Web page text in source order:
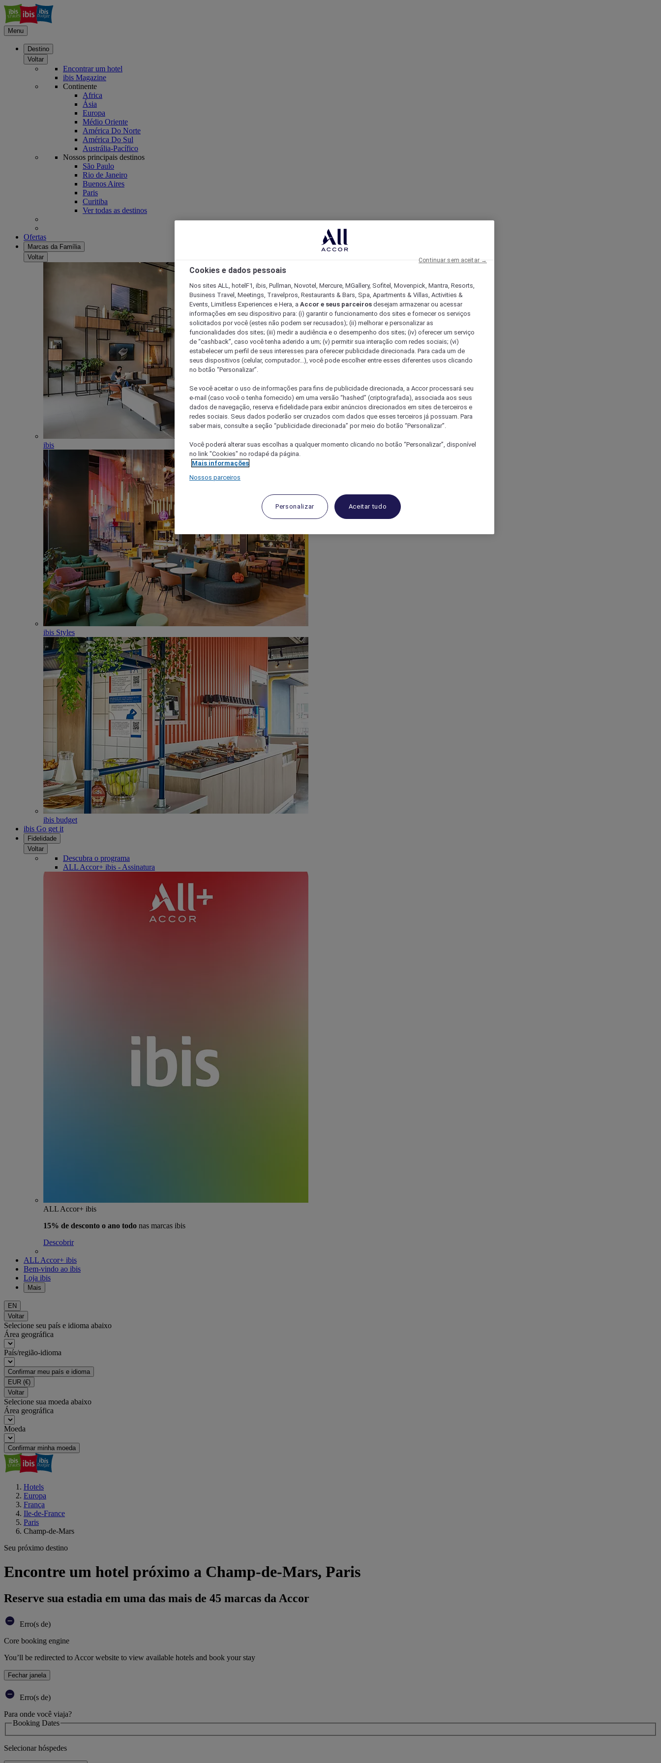
Menu
Destino
Voltar
Encontrar um hotel
ibis Magazine
Continente
Africa
Ásia
Europa
Médio Oriente
América Do Norte
América Do Sul
Austrália-Pacífico
Nossos principais destinos
São Paulo
Rio de Janeiro
Buenos Aires
Paris
Curitiba
Ver todas as destinos
Ofertas
Marcas da Família
Voltar
ibis
ibis Styles
ibis budget
ibis Go get it
Fidelidade
Voltar
Descubra o programa
ALL Accor+ ibis - Assinatura
ALL Accor+ ibis
15% de desconto o ano todo nas marcas ibis
Descobrir
ALL Accor+ ibis
Bem-vindo ao ibis
Loja ibis
Mais
EN
Voltar
Selecione seu país e idioma abaixo
Área geográfica
País/região-idioma
Confirmar meu país e idioma
EUR (€)
Voltar
Selecione sua moeda abaixo
Área geográfica
Moeda
Confirmar minha moeda
Hotels
Europa
França
Ile-de-France
Paris
Champ-de-Mars
Seu próximo destino
Encontre um hotel próximo a Champ-de-Mars, Paris
Reserve sua estadia em uma das mais de 45 marcas da Accor
Erro(s de)
Core booking engine
You’ll be redirected to Accor website to view available hotels and book your stay
Fechar janela
Erro(s de)
Para onde você viaja?
Booking Dates
Selecionar hóspedes
Cookies e dados pessoais
Nos sites ALL, hotelF1, ibis, Pullman, Novotel, Mercure, MGallery, Sofitel, Movenpick, Mantra, Resorts,
Business Travel, Meetings, Travelpros, Restaurants & Bars, Spa, Apartments & Villas, Activities &
Events, Limitless Experiences e Hera, a Accor e seus parceiros desejam armazenar ou acessar
informações em seu dispositivo para: (i) garantir o funcionamento dos sites e fornecer os serviços
solicitados por você (estes não podem ser recusados); (ii) melhorar e personalizar as
funcionalidades dos sites; (iii) medir a audiência e o desempenho dos sites; (iv) oferecer um serviço
de “cashback”, caso você tenha aderido a um; (v) permitir sua interação com redes sociais; (vi)
estabelecer um perfil de seus interesses para oferecer publicidade direcionada. Para cada um de
seus dispositivos (celular, computador...), você pode escolher entre esses diferentes usos clicando
no botão “Personalizar”.
Se você aceitar o uso de informações para fins de publicidade direcionada, a Accor processará seu
e-mail (caso você o tenha fornecido) em uma versão “hashed” (criptografada), associada aos seus
dados de navegação, reserva e fidelidade para exibir anúncios direcionados em sites de terceiros e
redes sociais. Seus dados poderão ser cruzados com dados que esses terceiros já possuam. Para
saber mais, consulte a seção “publicidade direcionada” por meio do botão “Personalizar”.
Você poderá alterar suas escolhas a qualquer momento clicando no botão “Personalizar”, disponível
no link "Cookies" no rodapé da página.
Mais informações
Nossos parceiros
Personalizar Aceitar tudo
Continuar sem aceitar →